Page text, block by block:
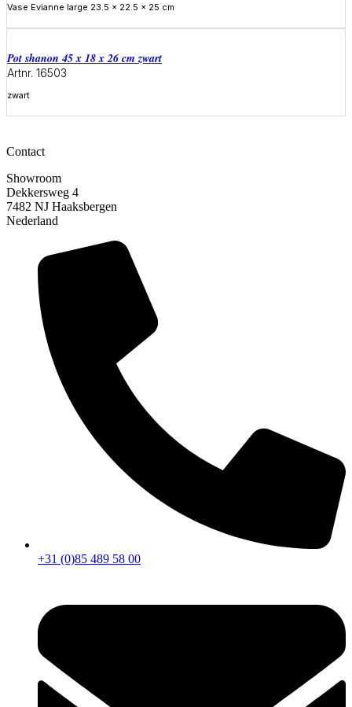
Vase Evianne large 23.5 x 22.5 x 25 cm
Meer informatie
Pot shanon 45 x 18 x 26 cm zwart
Artnr. 16503
zwart
Contact
Showroom
Dekkersweg 4
7482 NJ Haaksbergen
Nederland
+31 (0)85 489 58 00